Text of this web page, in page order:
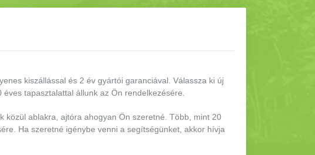
kiszállással és 2 év gyártói garanciával. Válassza ki új
tapasztalattal állunk az Ön rendelkezésére.
közül ablakra, ajtóra ahogyan Ön szeretné. Több, mint 20
Ha szeretné igénybe venni a segítségünket, akkor hívja